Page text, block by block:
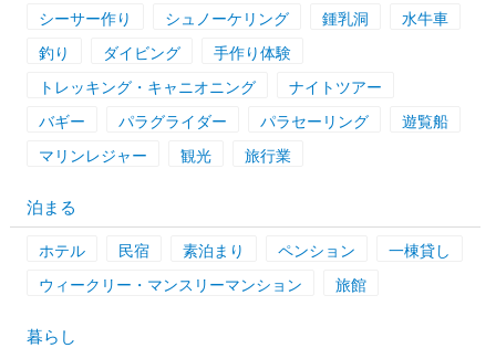
シーサー作り
シュノーケリング 鍾乳洞
水牛車
釣り
ダイビング
手作り体験
トレッキング・キャニオニング
ナイトツアー
バギー
パラグライダー パラセーリング
遊覧船
マリンレジャー
観光 旅行業
泊まる
ホテル 民宿 素泊まり ペンション
一棟貸し
ウィークリー・マンスリーマンション
旅館
暮らし